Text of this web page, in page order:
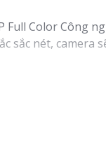
Full Color Công
sắc nét, camera